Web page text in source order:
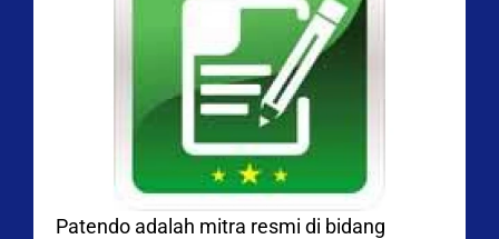
Patendo adalah mitra resmi di bidang